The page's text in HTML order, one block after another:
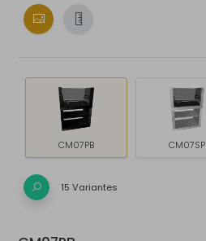
CM07PB CM07SP
15 Variantes